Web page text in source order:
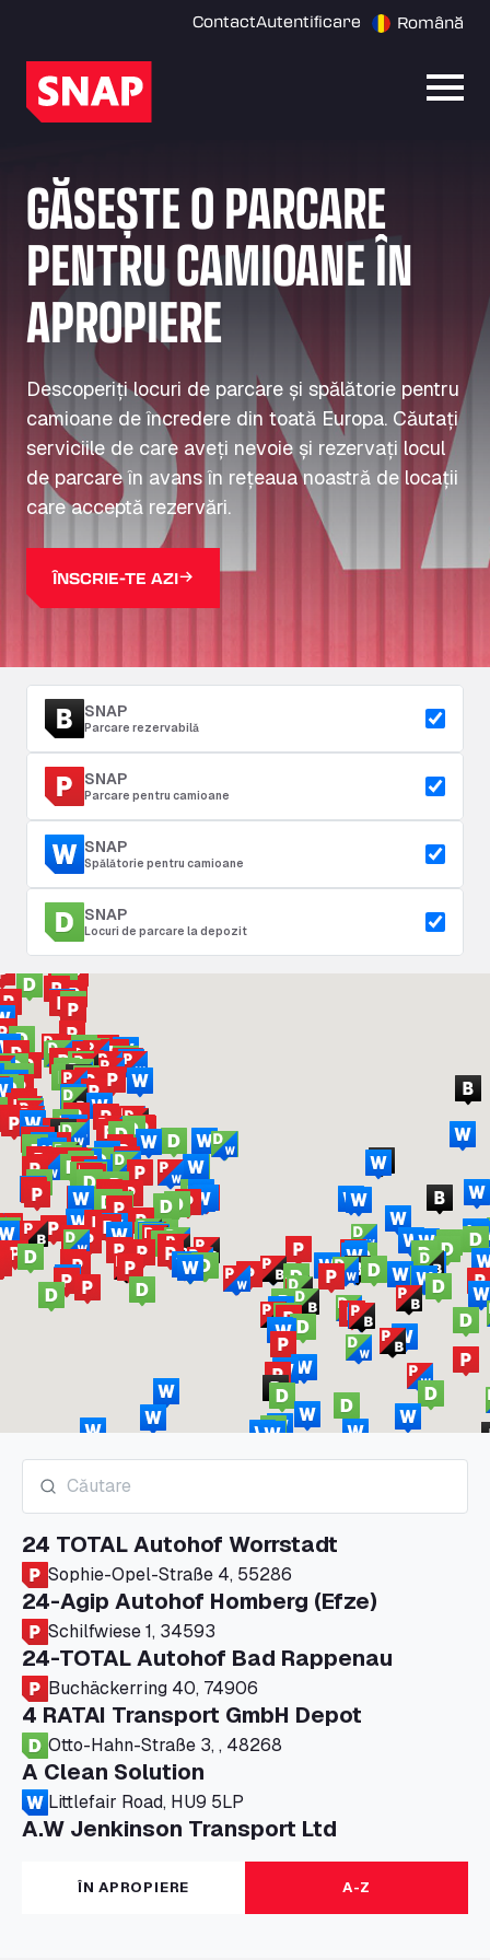
ContactAutentificare Română
GĂSEȘTE O PARCARE
PENTRU CAMIOANE ÎN
APROPIERE
Descoperiți locuri de parcare și spălătorie pentru
camioane de încredere din toată Europa. Căutați
serviciile de care aveți nevoie și rezervați locul
de parcare în avans în rețeaua noastră de locații
care acceptă rezervări.
ÎNSCRIE-TE AZI
SNAP
Parcare rezervabilă
SNAP
Parcare pentru camioane
SNAP
Spălătorie pentru camioane
SNAP
Locuri de parcare la depozit
24 TOTAL Autohof Worrstadt
Sophie-Opel-Straße 4, 55286
24-Agip Autohof Homberg (Efze)
Schilfwiese 1, 34593
24-TOTAL Autohof Bad Rappenau
Buchäckerring 40, 74906
4 RATAI Transport GmbH Depot
Otto-Hahn-Straße 3, , 48268
A Clean Solution
Littlefair Road, HU9 5LP
A.W Jenkinson Transport Ltd
Progress House, ME11 5GA
A+G Nettetal - Depot Parking
Am Panneschopp 7, 41334
ÎN APROPIERE A-Z